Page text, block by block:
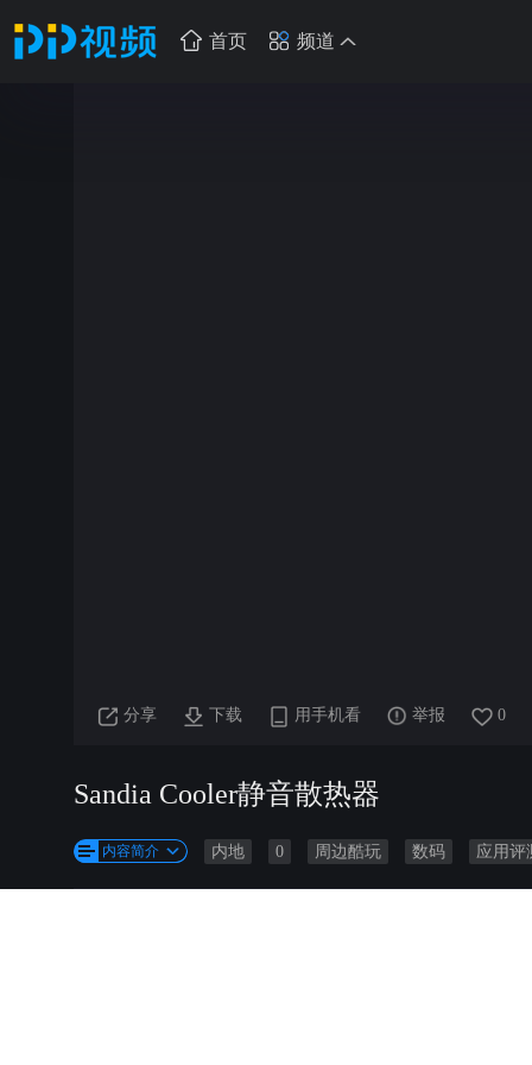
首页 频道
分享 下载 用手机看 举报 0
Sandia Cooler静音散热器
内容简介 内地 0 周边酷玩 数码 应用评